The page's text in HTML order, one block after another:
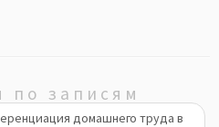
по записям
домашнего труда в